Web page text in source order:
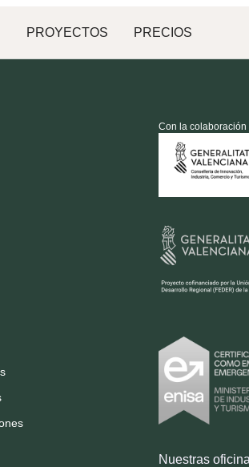
PROYECTOS PRECIOS
Con la colaboración
Nuestras